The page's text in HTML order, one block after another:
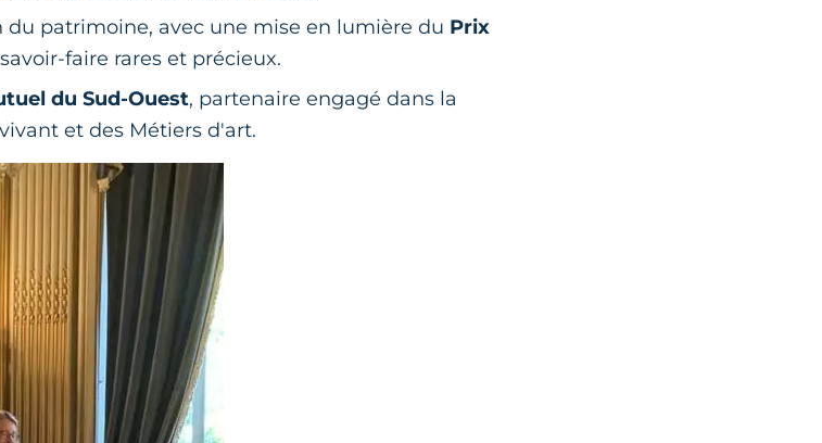
du patrimoine, avec une mise en lumière du Prix
faire rares et précieux.
du Sud-Ouest, partenaire engagé dans la
et des Métiers d'art.